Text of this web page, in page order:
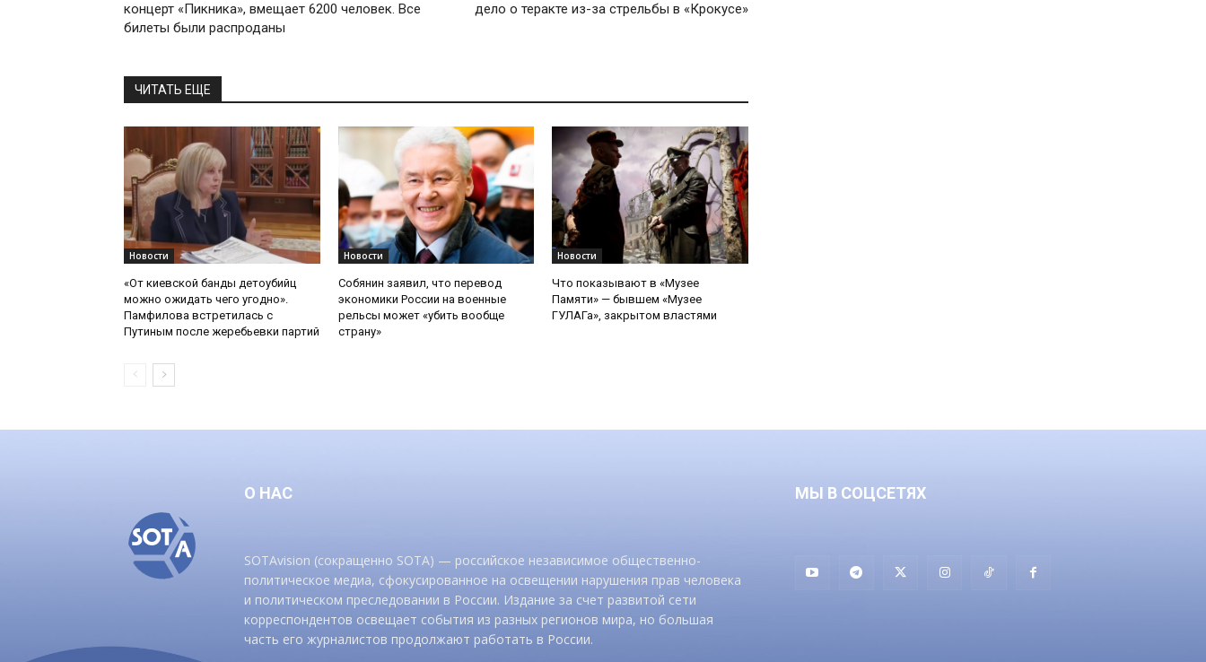
концерт «Пикника», вмещает 6200 человек. Все
билеты были распроданы
дело о теракте из-за стрельбы в «Крокусе»
ЧИТАТЬ ЕЩЕ
Новости
«От киевской банды детоубийц
можно ожидать чего угодно».
Памфилова встретилась с
Путиным после жеребьевки партий
Новости
Собянин заявил, что перевод
экономики России на военные
рельсы может «убить вообще
страну»
Новости
Что показывают в «Музее
Памяти» — бывшем «Музее
ГУЛАГа», закрытом властями
О НАС
SOTAvision (сокращенно SOTA) — российское независимое общественно-
политическое медиа, сфокусированное на освещении нарушения прав человека
и политическом преследовании в России. Издание за счет развитой сети
корреспондентов освещает события из разных регионов мира, но большая
часть его журналистов продолжают работать в России.
МЫ В СОЦСЕТЯХ